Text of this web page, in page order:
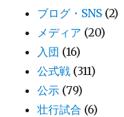
ブログ・SNS (2)
メディア (20)
入団 (16)
公式戦 (311)
公示 (79)
壮行試合 (6)